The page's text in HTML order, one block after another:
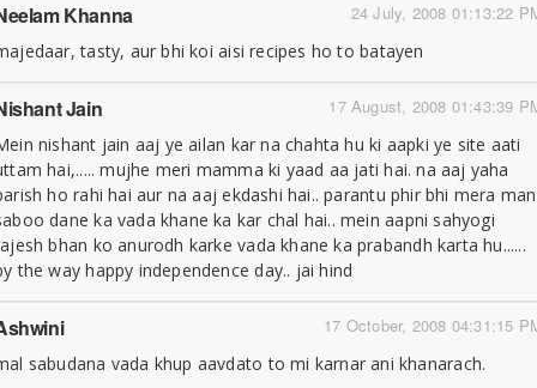
24 July, 2008 01:13:22
Khanna
tasty, aur bhi koi aisi recipes ho to batayen
17 August, 2008 01:43:39
Jain
nishant jain aaj ye ailan kar na chahta hu ki aapki ye site aati
hai,..... mujhe meri mamma ki yaad aa jati hai. na aaj yaha
ho rahi hai aur na aaj ekdashi hai.. parantu phir bhi mera man
dane ka vada khane ka kar chal hai.. mein aapni sahyogi
bhan ko anurodh karke vada khane ka prabandh karta hu......
the way happy independence day.. jai hind
17 October, 2008 04:31:15
sabudana vada khup aavdato to mi karnar ani khanarach.